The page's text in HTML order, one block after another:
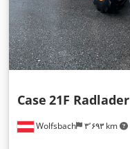
Wolfsbach ۳٬۶۹۳ km
Case 21F Radlader